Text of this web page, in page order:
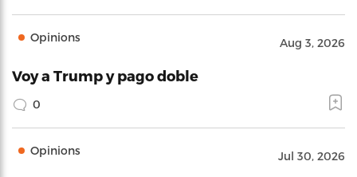
Opinions Aug 3, 2026
Voy a Trump y pago doble
0
Opinions Jul 30, 2026